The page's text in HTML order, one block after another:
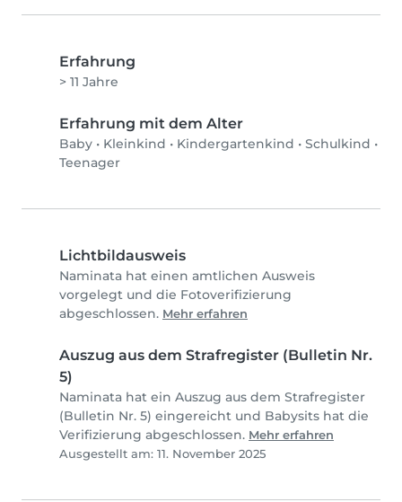
Erfahrung
> 11 Jahre
Erfahrung mit dem Alter
Baby • Kleinkind • Kindergartenkind • Schulkind •
Teenager
Lichtbildausweis
Naminata hat einen amtlichen Ausweis
vorgelegt und die Fotoverifizierung
abgeschlossen. Mehr erfahren
Auszug aus dem Strafregister (Bulletin Nr.
5)
Naminata hat ein Auszug aus dem Strafregister
(Bulletin Nr. 5) eingereicht und Babysits hat die
Verifizierung abgeschlossen. Mehr erfahren
Ausgestellt am: 11. November 2025